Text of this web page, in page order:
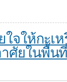
จให้กะเ
ศัยในพื้น